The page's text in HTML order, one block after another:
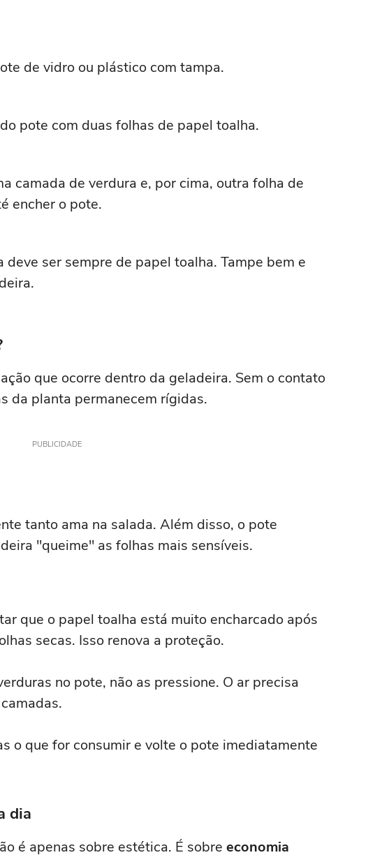
de vidro ou plástico com tampa.
pote com duas folhas de papel toalha.
camada de verdura e, por cima, outra folha de
encher o pote.
deve ser sempre de papel toalha. Tampe bem e
que ocorre dentro da geladeira. Sem o contato
da planta permanecem rígidas.
PUBLICIDADE
tanto ama na salada. Além disso, o pote
"queime" as folhas mais sensíveis.
que o papel toalha está muito encharcado após
secas. Isso renova a proteção.
no pote, não as pressione. O ar precisa
o que for consumir e volte o pote imediatamente
dia
é apenas sobre estética. É sobre economia